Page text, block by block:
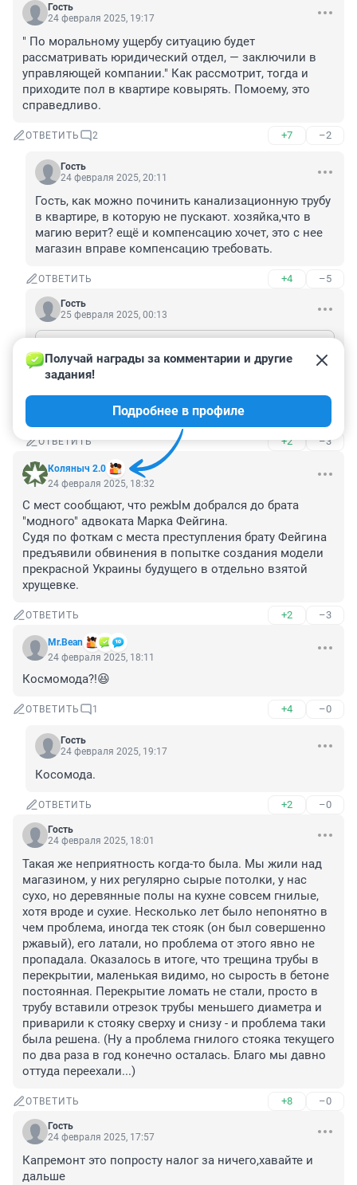
Гость
24 февраля 2025, 19:17
" По моральному ущербу ситуацию будет
рассматривать юридический отдел, — заключили в
управляющей компании." Как рассмотрит, тогда и
приходите пол в квартире ковырять. Помоему, это
справедливо.
ОТВЕТИТЬ 2 +7 –2
Гость
24 февраля 2025, 20:11
Гость, как можно починить канализационную трубу
в квартире, в которую не пускают. хозяйка,что в
магию верит? ещё и компенсацию хочет, это с нее
магазин вправе компенсацию требовать.
ОТВЕТИТЬ +4 –5
Гость
25 февраля 2025, 00:13
Гость, как можно починить канализационную трубу в квартире, в которую не пускают. хозяйка,что в магию верит? ещё и компенсацию хочет, это с нее магазин вправе компенсацию требовать.
тебе пол разворотить и-ничего не
ремонтировать,понравится?
ОТВЕТИТЬ +2 –3
Коляныч 2.0
Получай награды за комментарии и другие
задания!
Подробнее в профиле
24 февраля 2025, 18:32
С мест сообщают, что режЫм добрался до брата
"модного" адвоката Марка Фейгина.
Судя по фоткам с места преступления брату Фейгина
предъявили обвинения в попытке создания модели
прекрасной Украины будущего в отдельно взятой
хрущевке.
ОТВЕТИТЬ +2 –3
Mr.Bean
24 февраля 2025, 18:11
Космомода?!😆
ОТВЕТИТЬ 1 +4 –0
Гость
24 февраля 2025, 19:17
Косомода.
ОТВЕТИТЬ +2 –0
Гость
24 февраля 2025, 18:01
Такая же неприятность когда-то была. Мы жили над
магазином, у них регулярно сырые потолки, у нас
сухо, но деревянные полы на кухне совсем гнилые,
хотя вроде и сухие. Несколько лет было непонятно в
чем проблема, иногда тек стояк (он был совершенно
ржавый), его латали, но проблема от этого явно не
пропадала. Оказалось в итоге, что трещина трубы в
перекрытии, маленькая видимо, но сырость в бетоне
постоянная. Перекрытие ломать не стали, просто в
трубу вставили отрезок трубы меньшего диаметра и
приварили к стояку сверху и снизу - и проблема таки
была решена. (Ну а проблема гнилого стояка текущего
по два раза в год конечно осталась. Благо мы давно
оттуда переехали...)
ОТВЕТИТЬ +8 –0
Гость
24 февраля 2025, 17:57
Капремонт это попросту налог за ничего,хавайте и
дальше